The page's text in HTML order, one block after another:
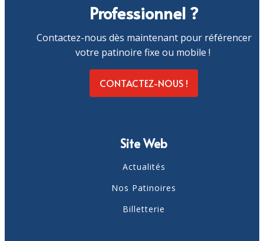
Professionnel ?
Contactez-nous dès maintenant pour référencer
votre patinoire fixe ou mobile !
CONTACTEZ-NOUS !
Site Web
Actualités
Nos Patinoires
Billetterie